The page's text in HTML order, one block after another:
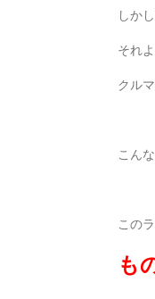
しか
それ
クル
こん
この
も